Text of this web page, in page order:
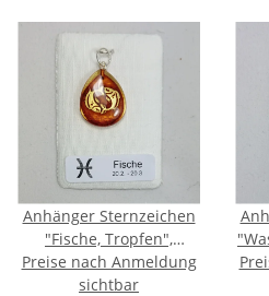
Anhänger Sternzeichen
"Fische, Tropfen",
Bernstein, ES, inkl. "Sack
& Pack"
Preise nach Anmeldung
sichtbar